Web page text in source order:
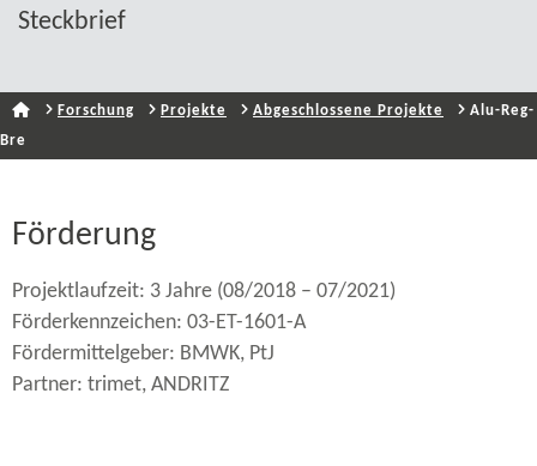
Steckbrief
Forschung Projekte Abgeschlossene Projekte
Alu-​Reg-
Bre
Förderung
Projektlaufzeit: 3 Jahre (08/2018 – 07/2021)
Förderkennzeichen: 03-ET-1601-A
Fördermittelgeber: BMWK, PtJ
Partner: trimet, ANDRITZ